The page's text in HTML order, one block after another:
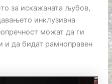
за искажаната љубов,
инклузивна
можат да ги
и да бидат рамноправен